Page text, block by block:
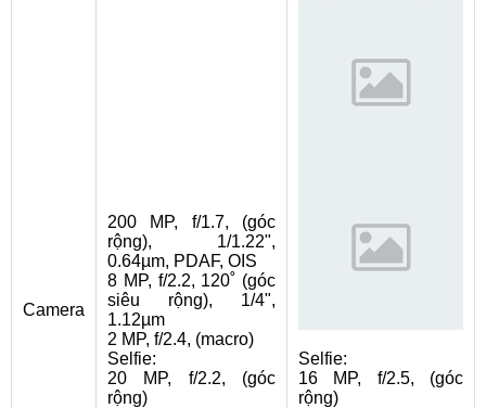
Camera
200 MP, f/1.7, (góc
rộng), 1/1.22",
0.64µm, PDAF, OIS
8 MP, f/2.2, 120˚ (góc
siêu rộng), 1/4",
1.12µm
2 MP, f/2.4, (macro)
Selfie:
20 MP, f/2.2, (góc
rộng)
Selfie:
16 MP, f/2.5, (góc
rộng)